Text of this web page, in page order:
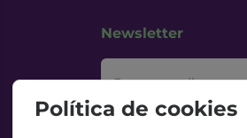
Newsletter
O seu email
Política de cookies